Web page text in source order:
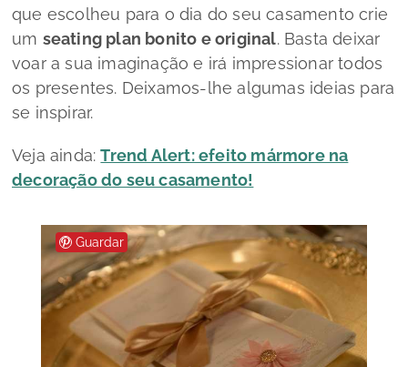
que escolheu para o dia do seu casamento crie
um seating plan bonito e original. Basta deixar
voar a sua imaginação e irá impressionar todos
os presentes. Deixamos-lhe algumas ideias para
se inspirar.
Veja ainda:Trend Alert: efeito mármore na
decoração do seu casamento!
Guardar